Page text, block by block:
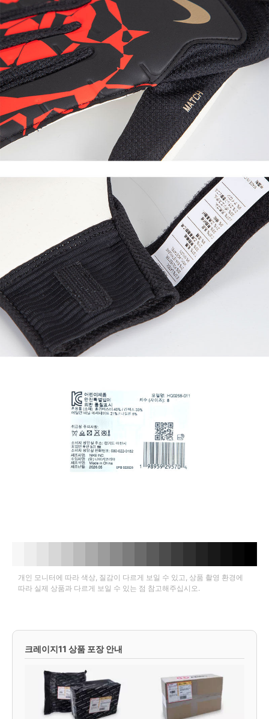
개인 모니터에 따라 색상, 질감이 다르게 보일 수 있고, 상품 촬영 환경에
따라 실제 상품과 다르게 보일 수 있는 점 참고해주십시오.
크레이지11 상품 포장 안내